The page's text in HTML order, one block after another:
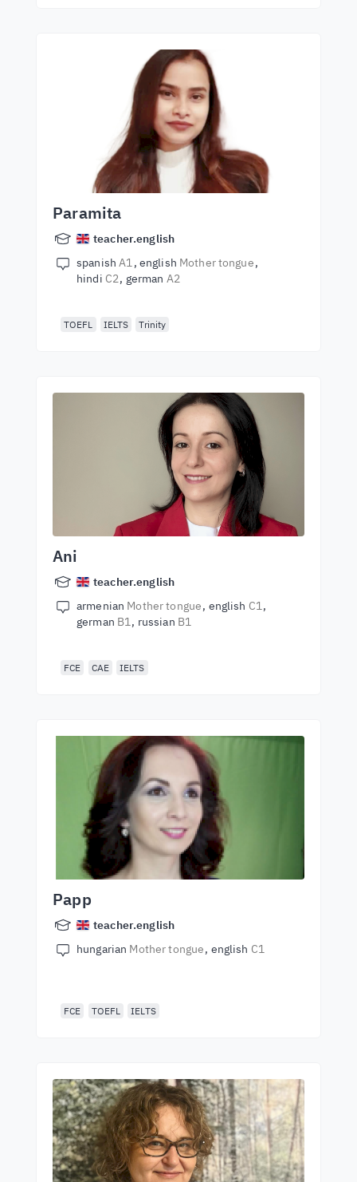
Paramita
teacher.english
spanishA1 english Mother tongue
hindi C2 german A2
TOEFL IELTS Trinity
Ani
teacher.english
armenian Mother tongue english C1
german B1 russian B1
FCE CAE IELTS
Papp
teacher.english
hungarian Mother tongue english C1
FCE TOEFL IELTS